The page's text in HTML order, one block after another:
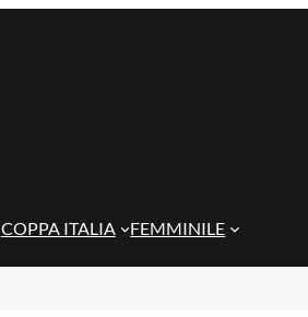
COPPA ITALIA FEMMINILE